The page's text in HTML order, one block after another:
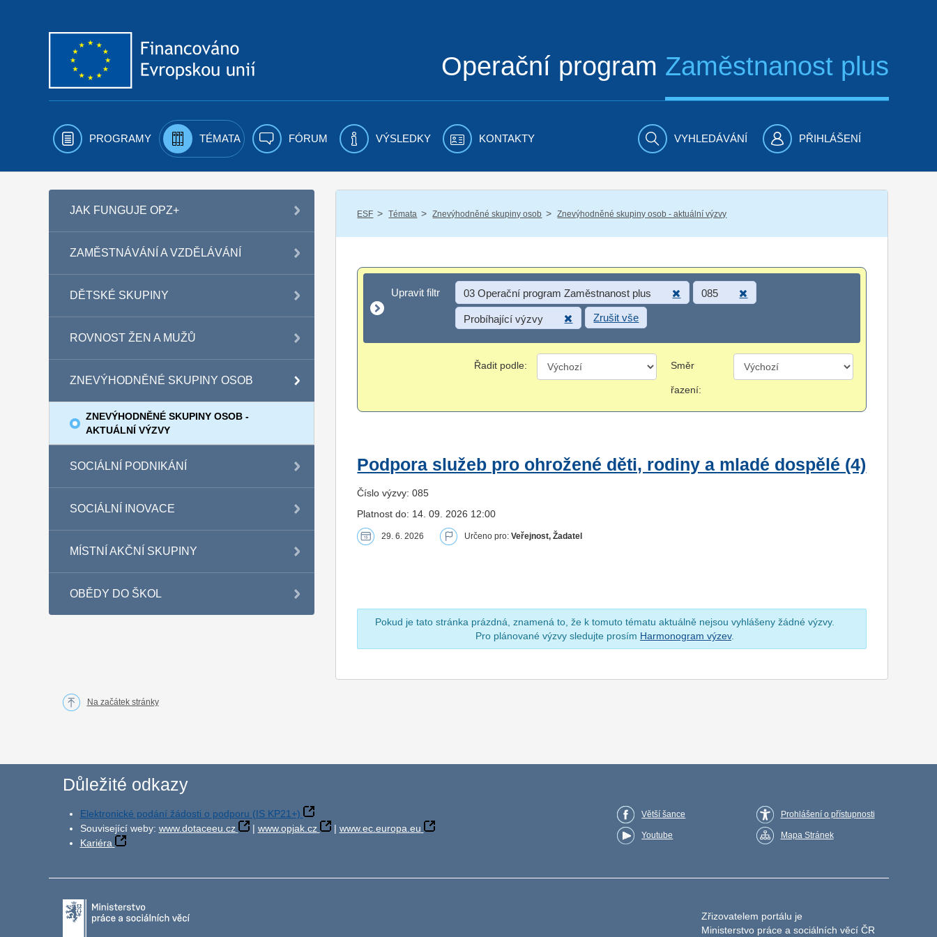
Operační program Zaměstnanost plus
PROGRAMY TÉMATA FÓRUM VÝSLEDKY KONTAKTY VYHLEDÁVÁNÍ PŘIHLÁŠENÍ
JAK FUNGUJE OPZ+
ZAMĚSTNÁVÁNÍ A VZDĚLÁVÁNÍ
DĚTSKÉ SKUPINY
ROVNOST ŽEN A MUŽŮ
ZNEVÝHODNĚNÉ SKUPINY OSOB
ZNEVÝHODNĚNÉ SKUPINY OSOB -
AKTUÁLNÍ VÝZVY
SOCIÁLNÍ PODNIKÁNÍ
SOCIÁLNÍ INOVACE
MÍSTNÍ AKČNÍ SKUPINY
OBĚDY DO ŠKOL
ESF / Témata / Znevýhodněné skupiny osob / Znevýhodněné skupiny osob - aktuální výzvy
Upravit filtr
Upravit filtr 03 Operační program Zaměstnanost plus 085
Probíhající výzvy Zrušit vše
Řadit podle: Směr
řazení:
Podpora služeb pro ohrožené děti, rodiny a mladé dospělé (4)
Číslo výzvy: 085
Platnost do: 14. 09. 2026 12:00
29. 6. 2026 Určeno pro:Veřejnost, Žadatel
Pokud je tato stránka prázdná, znamená to, že k tomuto tématu aktuálně nejsou vyhlášeny žádné výzvy.
Pro plánované výzvy sledujte prosím Harmonogram výzev.
Na začátek stránky
Důležité odkazy
Elektronické podání žádosti o podporu (IS KP21+)
Související weby: www.dotaceeu.cz | www.opjak.cz | www.ec.europa.eu
Kariéra
Větší šance
Youtube
Prohlášení o přístupnosti
Mapa Stránek
Zřizovatelem portálu je
Ministerstvo práce a sociálních věcí ČR